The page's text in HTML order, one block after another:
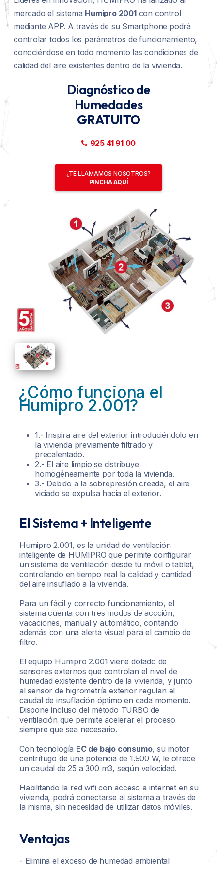
Unidad Ventilación Humipro 2.001
Unidad Ventilación Humipro 2.002
Quiénes Somos
¿Quieres ser Distribuidor?
Quitar, Eliminar y Reparar Humedades
Electroósmosis Inalámbrica
Unidad Ventilación Inteligente 2.001
BLOG
CONTACTO
mercado el sistema Humipro 2001con control
mediante APP. A través de su Smartphone podrá
controlar todos los parámetros de funcionamiento,
conociéndose en todo momento las condiciones de
calidad del aire existentes dentro de la vivienda.
Diagnóstico de
Humedades
GRATUITO
925 41 91 00
¿TE LLAMAMOS NOSOTROS?
PINCHA AQUÍ
¿Cómo funciona el
Humipro 2.001?
1.- Inspira aire del exterior introduciéndolo en
la vivienda previamente filtrado y
precalentado.
2.- El aire limpio se distribuye
homogéneamente por toda la vivienda.
3.- Debido a la sobrepresión creada, el aire
viciado se expulsa hacia el exterior.
El Sistema + Inteligente
Humipro 2.001, es la unidad de ventilación
inteligente de HUMIPRO que permite configurar
un sistema de ventilación desde tu móvil o tablet,
controlando en tiempo real la calidad y cantidad
del aire insuflado a la vivienda.
Para un fácil y correcto funcionamiento, el
sistema cuenta con tres modos de accción,
vacaciones, manual y automático, contando
además con una alerta visual para el cambio de
filtro.
El equipo Humipro 2.001 viene dotado de
sensores externos que controlan el nivel de
humedad existente dentro de la vivienda, y junto
al sensor de higrometría exterior regulan el
caudal de insuflación óptimo en cada momento.
Dispone incluso del método TURBO de
ventilación que permite acelerar el proceso
siempre que sea necesario.
Con tecnología EC de bajo consumo, su motor
centrífugo de una potencia de 1.900 W, le ofrece
un caudal de 25 a 300 m3, según velocidad.
Habilitando la red wifi con acceso a internet en su
vivienda, podrá conectarse al sistema a través de
la misma, sin necesidad de utilizar datos móviles.
Ventajas
- Elimina el exceso de humedad ambiental